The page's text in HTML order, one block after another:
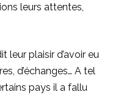
leurs attentes,
leur plaisir d’avoir eu
d’échanges… A tel
pays il a fallu